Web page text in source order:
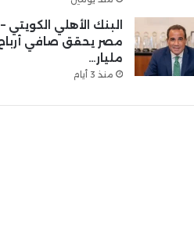
البنك الأهلي الكويتي –
مليار…
منذ 3 أيام